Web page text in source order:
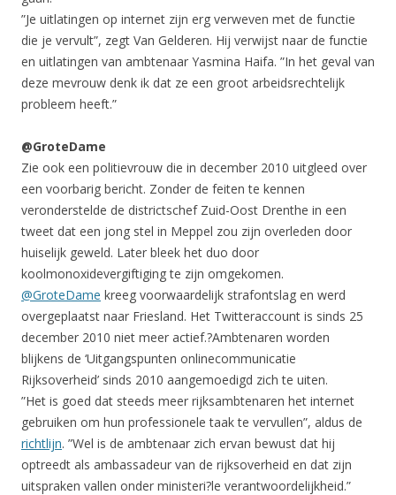
”Je uitlatingen op internet zijn erg verweven met de functie
die je vervult”, zegt Van Gelderen. Hij verwijst naar de functie
en uitlatingen van ambtenaar Yasmina Haifa. ”In het geval van
deze mevrouw denk ik dat ze een groot arbeidsrechtelijk
probleem heeft.”
@GroteDame
Zie ook een politievrouw die in december 2010 uitgleed over
een voorbarig bericht. Zonder de feiten te kennen
veronderstelde de districtschef Zuid-Oost Drenthe in een
tweet dat een jong stel in Meppel zou zijn overleden door
huiselijk geweld. Later bleek het duo door
koolmonoxidevergiftiging te zijn omgekomen.
@GroteDame kreeg voorwaardelijk strafontslag en werd
overgeplaatst naar Friesland. Het Twitteraccount is sinds 25
december 2010 niet meer actief.?Ambtenaren worden
blijkens de ‘Uitgangspunten onlinecommunicatie
Rijksoverheid’ sinds 2010 aangemoedigd zich te uiten.
”Het is goed dat steeds meer rijksambtenaren het internet
gebruiken om hun professionele taak te vervullen”, aldus de
richtlijn. ”Wel is de ambtenaar zich ervan bewust dat hij
optreedt als ambassadeur van de rijksoverheid en dat zijn
uitspraken vallen onder ministeri?le verantwoordelijkheid.”